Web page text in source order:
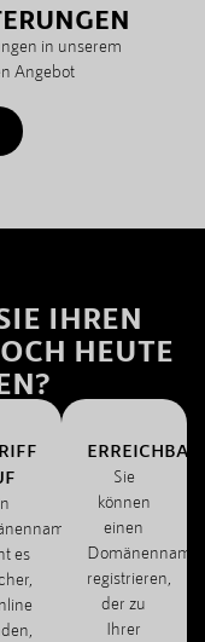
in unserem
Angebot
IHREN
HEUTE
es
Sie
können
einen
registrieren,
der zu
Ihrer